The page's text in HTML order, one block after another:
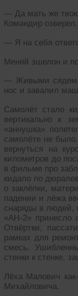
— Да мать же
Командир
— Я на себя
Меняй эшелон и
— Живыми сядем,
нос и завалил
Самолёт стало
вертикально к
«аннушка»
самолёте не
вернуться на
километров до
в фильме про
кидало по
о заклёпки,
падении и лёжа
снаряды в людей,
«АН-2» принесло
Отвёртки,
рамках для
смесь.
стенки к стенке,
Лёха Малович
Михайловича.